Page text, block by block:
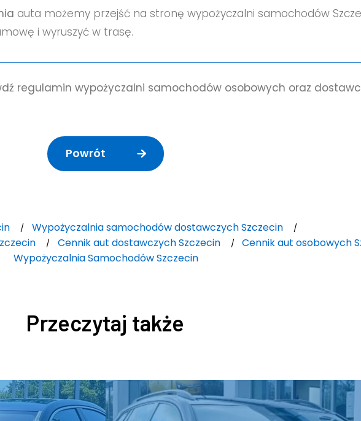
auta możemy przejść na stronę wypożyczalni samochodów
i wyruszyć w trasę.
regulamin wypożyczalni samochodów osobowych oraz
Powrót
Wypożyczalnia samochodów dostawczych Szczecin
Cennik aut dostawczych Szczecin
Cennik aut osobowych
Wypożyczalnia Samochodów Szczecin
Przeczytaj także